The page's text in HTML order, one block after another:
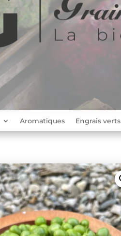
Aromatiques Engrais verts